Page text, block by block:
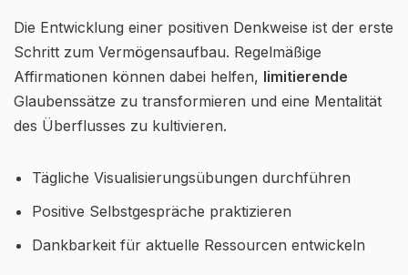
Die Entwicklung einer positiven Denkweise ist der erste
Schritt zum Vermögensaufbau. Regelmäßige
Affirmationen können dabei helfen, limitierende
Glaubenssätze zu transformieren und eine Mentalität
des Überflusses zu kultivieren.
Tägliche Visualisierungsübungen durchführen
Positive Selbstgespräche praktizieren
Dankbarkeit für aktuelle Ressourcen entwickeln